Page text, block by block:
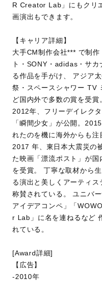
R Creator Lab」にもクリ
画演出もできます。
【キャリア詳細】
大手CM制作会社*** で制
ト・SONY・adidas・サ
る作品を手がけ、 アジア
祭・スペースシャワー TV
ど国内外で多数の賞を受賞
2012年、フリーデイレク
「瞬間少女」が公開。
れたのを機に海外からも注
2017 年、東日本大震災の
た映画「漂流ポスト」が
を受賞。 丁寧な取材から
る演出と美しくアーティ
称賛されている。 ユニバ
アイデアコンペ」「
r Lab」に名を連ねるなど
れている。
[Award詳細]
【広告】
-2010年